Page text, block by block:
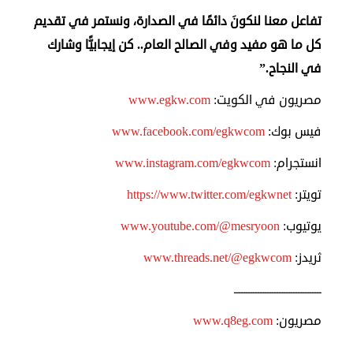
تفاعل معنا لنكونَ دائمًا في الصدارة، ونستمر في تقديم
كل ما هو مفيد وفي الصالح العام.. كن إيجابيًّا وشارك
في النجاح.”
مصريون في الكويت: www.egkw.com
فيس بوك: www.facebook.com/egkwcom
انستجرام: www.instagram.com/egkwcom
تويتر:https://www.twitter.com/egkwnet
يوتيوب: www.youtube.com/@mesryoon
ثريدز: www.threads.net/@egkwcom
ـــــــــــــــــــــــــــــــــــــ
مصريون: www.q8eg.com